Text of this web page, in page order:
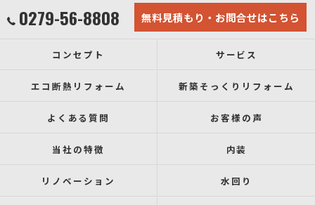
0279-56-8808 無料見積もり・お問合せはこちら
コンセプト サービス
エコ断熱リフォーム 新築そっくりリフォーム
よくある質問 お客様の声
当社の特徴 内装
リノベーション 水回り